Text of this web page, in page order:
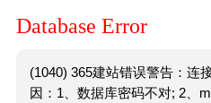
Database Error
(1040) 365建站错误警告：连
因：1、数据库密码不对; 2、